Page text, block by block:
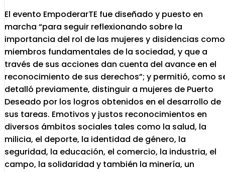
El evento EmpoderarTE fue diseñado y puesto en
marcha “para seguir reflexionando sobre la
importancia del rol de las mujeres y disidencias como
miembros fundamentales de la sociedad, y que a
través de sus acciones dan cuenta del avance en el
reconocimiento de sus derechos”; y permitió, como
detalló previamente, distinguir a mujeres de Puerto
Deseado por los logros obtenidos en el desarrollo de
sus tareas. Emotivos y justos reconocimientos en
diversos ámbitos sociales tales como la salud, la
milicia, el deporte, la identidad de género, la
seguridad, la educación, el comercio, la industria, el
campo, la solidaridad y también la minería, un